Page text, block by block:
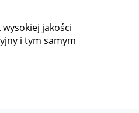
jakości
i tym samym